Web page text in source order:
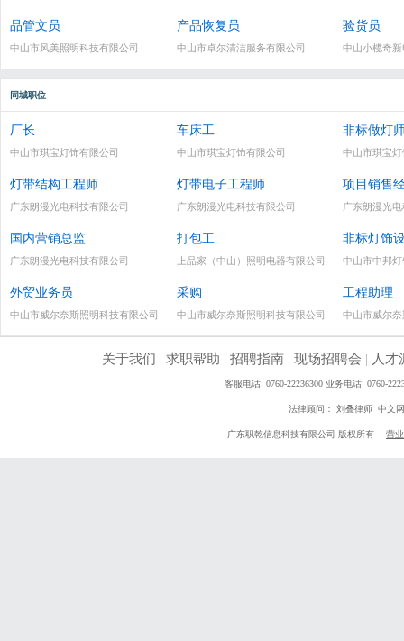
品管文员
中山市风美照明科技有限公司
产品恢复员
中山市卓尔清洁服务有限公司
验货员
中山小榄奇
同城职位
厂长
中山市琪宝灯饰有限公司
车床工
中山市琪宝灯饰有限公司
非标做灯
中山市琪宝
灯带结构工程师
广东朗漫光电科技有限公司
灯带电子工程师
广东朗漫光电科技有限公司
项目销售
广东朗漫光
国内营销总监
广东朗漫光电科技有限公司
打包工
上品家（中山）照明电器有限公司
非标灯饰
中山市中邦
外贸业务员
中山市威尔奈斯照明科技有限公司
采购
中山市威尔奈斯照明科技有限公司
工程助理
中山市威尔
关于我们 | 求职帮助 | 招聘指南| 现场招聘会 | 人才
客服电话: 0760-22236300 业务电话: 0760-
法律顾问： 刘叠律师 中文
广东职乾信息科技有限公司 版权所有 营